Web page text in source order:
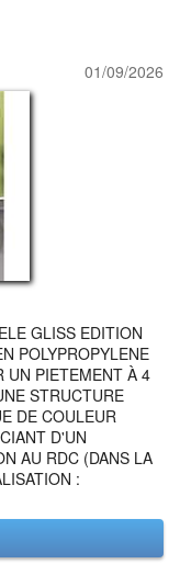
01/09/2026
GLISS EDITION
POLYPROPYLENE
UN PIETEMENT À 4
STRUCTURE
DE COULEUR
D'UN
AU RDC (DANS LA
: